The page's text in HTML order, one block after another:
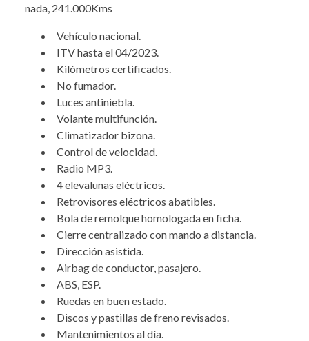
nada, 241.000Kms
Vehículo nacional.
ITV hasta el 04/2023.
Kilómetros certificados.
No fumador.
Luces antiniebla.
Volante multifunción.
Climatizador bizona.
Control de velocidad.
Radio MP3.
4 elevalunas eléctricos.
Retrovisores eléctricos abatibles.
Bola de remolque homologada en ficha.
Cierre centralizado con mando a distancia.
Dirección asistida.
Airbag de conductor, pasajero.
ABS, ESP.
Ruedas en buen estado.
Discos y pastillas de freno revisados.
Mantenimientos al día.